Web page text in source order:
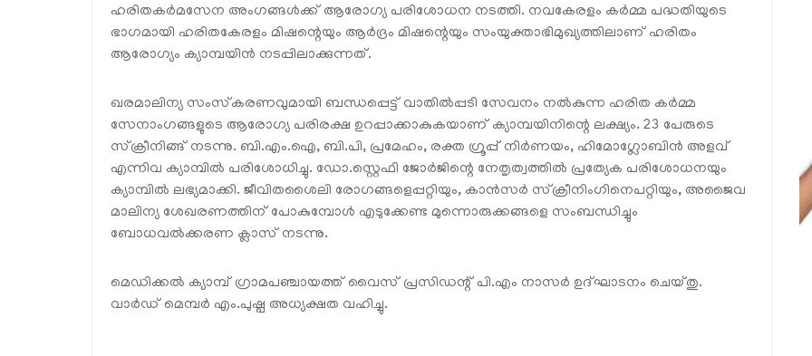
ഹരിതകര്‍മസേന അംഗങ്ങള്‍ക്ക് ആരോഗ്യ പരിശോധന നടത്തി. നവകേരളം കര്‍മ്മ പദ്ധതിയുടെ
ഭാഗമായി ഹരിതകേരളം മിഷന്റെയും ആര്‍ദ്രം മിഷന്റെയും സംയുക്താഭിമുഖ്യത്തിലാണ് ഹരിതം
ആരോഗ്യം ക്യാമ്പയിന്‍ നടപ്പിലാക്കുന്നത്.
ഖരമാലിന്യ സംസ്‌കരണവുമായി ബന്ധപ്പെട്ട് വാതില്‍പ്പടി സേവനം നല്‍കുന്ന ഹരിത കര്‍മ്മ
സേനാംഗങ്ങളുടെ ആരോഗ്യ പരിരക്ഷ ഉറപ്പാക്കാകുകയാണ് ക്യാമ്പയിനിന്റെ ലക്ഷ്യം. 23 പേരുടെ
സ്‌ക്രീനിങ്ങ് നടന്നു. ബി.എം.ഐ, ബി.പി, പ്രമേഹം, രക്ത ഗ്രൂപ്പ് നിര്‍ണയം, ഹിമോഗ്ലോബിന്‍ അളവ്
എന്നിവ ക്യാമ്പില്‍ പരിശോധിച്ചു. ഡോ.സ്റ്റെഫി ജോര്‍ജിന്റെ നേതൃത്വത്തില്‍ പ്രത്യേക പരിശോധനയും
ക്യാമ്പില്‍ ലഭ്യമാക്കി. ജീവിതശൈലി രോഗങ്ങളെപ്പറ്റിയും, കാന്‍സര്‍ സ്‌ക്രീനിംഗിനെപറ്റിയും, അജൈവ
മാലിന്യ ശേഖരണത്തിന് പോകുമ്പോള്‍ എടുക്കേണ്ട മുന്നൊരുക്കങ്ങളെ സംബന്ധിച്ചും
ബോധവല്‍ക്കരണ ക്ലാസ് നടന്നു.
മെഡിക്കല്‍ ക്യാമ്പ് ഗ്രാമപഞ്ചായത്ത് വൈസ് പ്രസിഡന്റ് പി.എം നാസര്‍ ഉദ്ഘാടനം ചെയ്തു.
വാര്‍ഡ് മെമ്പര്‍ എം.പുഷ്പ അധ്യക്ഷത വഹിച്ചു.